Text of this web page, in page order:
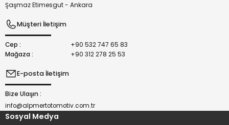
Şaşmaz Etimesgut - Ankara
Müşteri İletişim
Cep :
+90 532 747 65 83
Mağaza :
+90 312 278 25 53
E-posta İletişim
Bize Ulaşın :
info@alpmertotomotiv.com.tr
Sosyal Medya